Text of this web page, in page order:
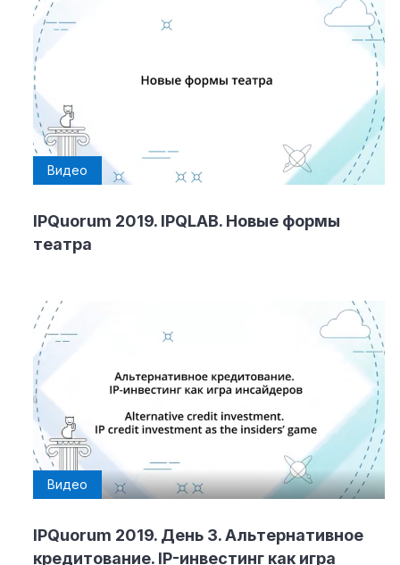
Видео
IPQuorum 2019. IPQLAB. Новые формы
театра
Видео
IPQuorum 2019. День 3. Альтернативное
кредитование. IP-инвестинг как игра